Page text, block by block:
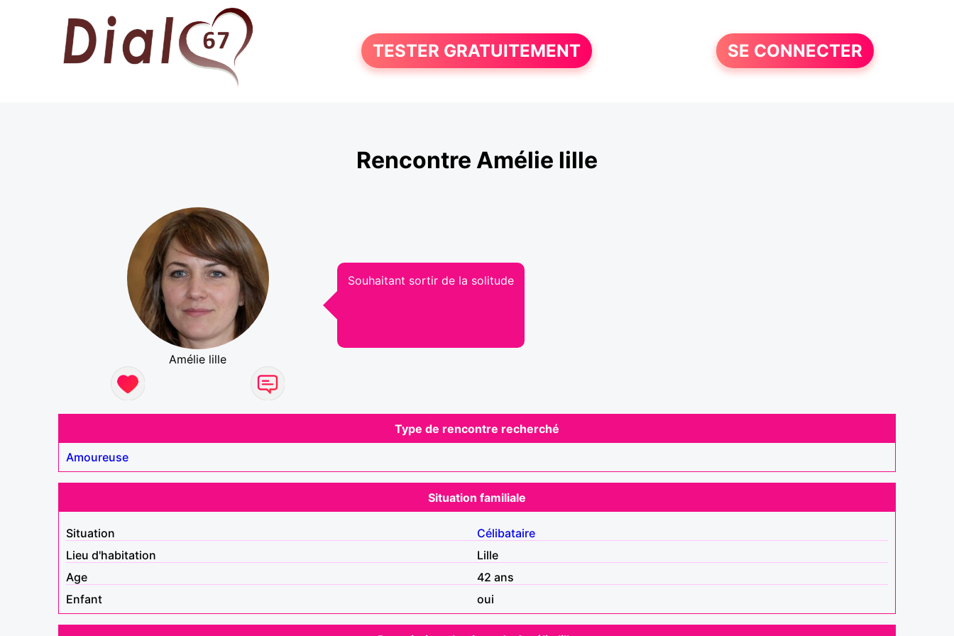
TESTER GRATUITEMENT SE CONNECTER
Rencontre Amélie lille
Amélie lille
Souhaitant sortir de la solitude
Type de rencontre recherché
Amoureuse
Situation familiale
Situation
Célibataire
Lieu d'habitation
Lille
Age
42 ans
Enfant
oui